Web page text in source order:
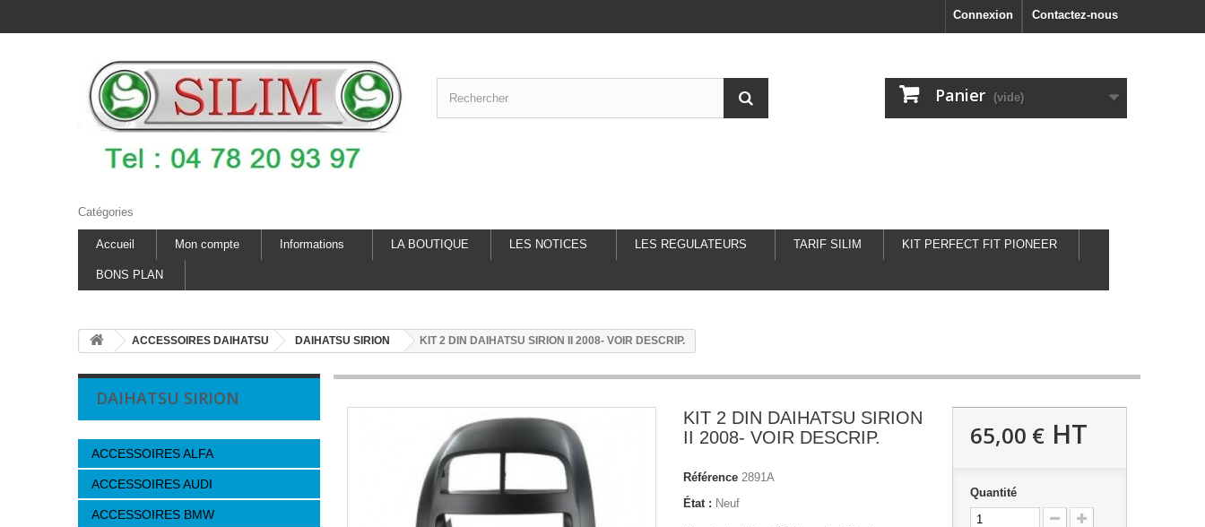
Contactez-nous
Connexion
Panier (vide)
Catégories
Accueil Mon compte Informations LA BOUTIQUE LES NOTICES LES REGULATEURS TARIF SILIM KIT PERFECT FIT PIONEER
BONS PLAN
ACCESSOIRES DAIHATSU DAIHATSU SIRION KIT 2 DIN DAIHATSU SIRION II 2008- VOIR DESCRIP.
DAIHATSU SIRION
ACCESSOIRES ALFA
ACCESSOIRES AUDI
ACCESSOIRES BMW
KIT 2 DIN DAIHATSU SIRION
II 2008- VOIR DESCRIP.
Référence 2891A
État : Neuf
65,00 €HT
Quantité